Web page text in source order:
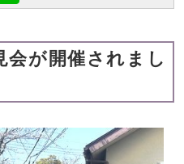
会が開催されまし